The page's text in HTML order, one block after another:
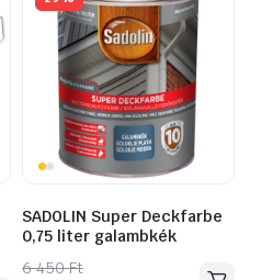
SADOLIN Super Deckfarbe
0,75 liter galambkék
6 450Ft
Original
Current